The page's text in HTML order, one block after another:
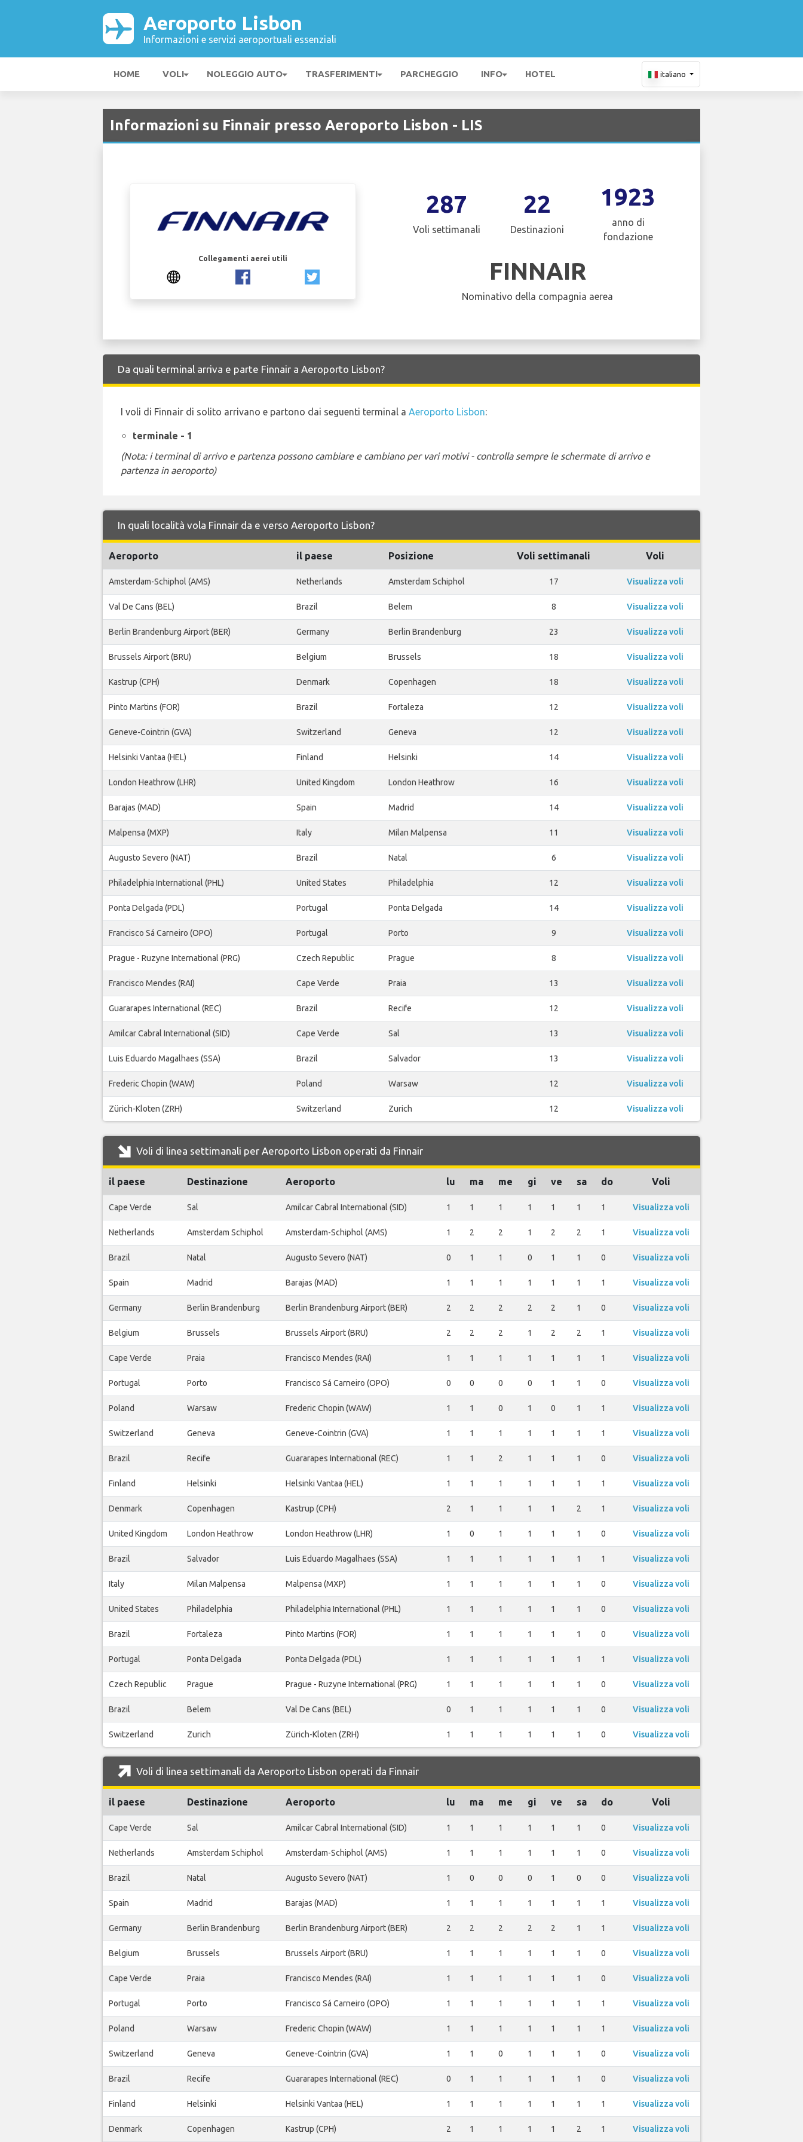
Aeroporto Lisbon
Informazioni e servizi aeroportuali essenziali
HOME VOLI NOLEGGIO AUTO TRASFERIMENTI PARCHEGGIO INFO HOTEL italiano
Informazioni su Finnair presso Aeroporto Lisbon - LIS
Collegamenti aerei utili
287
Voli settimanali
22
Destinazioni
1923
anno di
fondazione
FINNAIR
Nominativo della compagnia aerea
Da quali terminal arriva e parte Finnair a Aeroporto Lisbon?
I voli di Finnair di solito arrivano e partono dai seguenti terminal a Aeroporto Lisbon:
terminale - 1
(Nota: i terminal di arrivo e partenza possono cambiare e cambiano per vari motivi - controlla sempre le schermate di arrivo e
partenza in aeroporto)
In quali località vola Finnair da e verso Aeroporto Lisbon?
Aeroporto il paese Posizione Voli settimanali Voli
Amsterdam-Schiphol (AMS) Netherlands Amsterdam Schiphol 17 Visualizza voli
Val De Cans (BEL) Brazil Belem 8 Visualizza voli
Berlin Brandenburg Airport (BER) Germany Berlin Brandenburg 23 Visualizza voli
Brussels Airport (BRU) Belgium Brussels 18 Visualizza voli
Kastrup (CPH) Denmark Copenhagen 18 Visualizza voli
Pinto Martins (FOR) Brazil Fortaleza 12 Visualizza voli
Geneve-Cointrin (GVA) Switzerland Geneva 12 Visualizza voli
Helsinki Vantaa (HEL) Finland Helsinki 14 Visualizza voli
London Heathrow (LHR) United Kingdom London Heathrow 16 Visualizza voli
Barajas (MAD) Spain Madrid 14 Visualizza voli
Malpensa (MXP) Italy Milan Malpensa 11 Visualizza voli
Augusto Severo (NAT) Brazil Natal 6 Visualizza voli
Philadelphia International (PHL) United States Philadelphia 12 Visualizza voli
Ponta Delgada (PDL) Portugal Ponta Delgada 14 Visualizza voli
Francisco Sá Carneiro (OPO) Portugal Porto 9 Visualizza voli
Prague - Ruzyne International (PRG) Czech Republic Prague 8 Visualizza voli
Francisco Mendes (RAI) Cape Verde Praia 13 Visualizza voli
Guararapes International (REC) Brazil Recife 12 Visualizza voli
Amilcar Cabral International (SID) Cape Verde Sal 13 Visualizza voli
Luis Eduardo Magalhaes (SSA) Brazil Salvador 13 Visualizza voli
Frederic Chopin (WAW) Poland Warsaw 12 Visualizza voli
Zürich-Kloten (ZRH) Switzerland Zurich 12 Visualizza voli
Voli di linea settimanali per Aeroporto Lisbon operati da Finnair
il paese Destinazione Aeroporto lu ma me gi ve sa do Voli
Cape Verde Sal Amilcar Cabral International (SID) 1 1 1 1 1 1 1 Visualizza voli
Netherlands Amsterdam Schiphol Amsterdam-Schiphol (AMS) 1 2 2 1 2 2 1 Visualizza voli
Brazil Natal Augusto Severo (NAT) 0 1 1 0 1 1 0 Visualizza voli
Spain Madrid Barajas (MAD) 1 1 1 1 1 1 1 Visualizza voli
Germany Berlin Brandenburg Berlin Brandenburg Airport (BER) 2 2 2 2 2 1 0 Visualizza voli
Belgium Brussels Brussels Airport (BRU) 2 2 2 1 2 2 1 Visualizza voli
Cape Verde Praia Francisco Mendes (RAI) 1 1 1 1 1 1 1 Visualizza voli
Portugal Porto Francisco Sá Carneiro (OPO) 0 0 0 0 1 1 0 Visualizza voli
Poland Warsaw Frederic Chopin (WAW) 1 1 0 1 0 1 1 Visualizza voli
Switzerland Geneva Geneve-Cointrin (GVA) 1 1 1 1 1 1 1 Visualizza voli
Brazil Recife Guararapes International (REC) 1 1 2 1 1 1 0 Visualizza voli
Finland Helsinki Helsinki Vantaa (HEL) 1 1 1 1 1 1 1 Visualizza voli
Denmark Copenhagen Kastrup (CPH) 2 1 1 1 1 2 1 Visualizza voli
United Kingdom London Heathrow London Heathrow (LHR) 1 0 1 1 1 1 0 Visualizza voli
Brazil Salvador Luis Eduardo Magalhaes (SSA) 1 1 1 1 1 1 1 Visualizza voli
Italy Milan Malpensa Malpensa (MXP) 1 1 1 1 1 1 0 Visualizza voli
United States Philadelphia Philadelphia International (PHL) 1 1 1 1 1 1 0 Visualizza voli
Brazil Fortaleza Pinto Martins (FOR) 1 1 1 1 1 1 0 Visualizza voli
Portugal Ponta Delgada Ponta Delgada (PDL) 1 1 1 1 1 1 1 Visualizza voli
Czech Republic Prague Prague - Ruzyne International (PRG) 1 1 1 1 1 1 0 Visualizza voli
Brazil Belem Val De Cans (BEL) 0 1 1 1 1 1 0 Visualizza voli
Switzerland Zurich Zürich-Kloten (ZRH) 1 1 1 1 1 1 0 Visualizza voli
Voli di linea settimanali da Aeroporto Lisbon operati da Finnair
il paese Destinazione Aeroporto lu ma me gi ve sa do Voli
Cape Verde Sal Amilcar Cabral International (SID) 1 1 1 1 1 1 0 Visualizza voli
Netherlands Amsterdam Schiphol Amsterdam-Schiphol (AMS) 1 1 1 1 1 1 0 Visualizza voli
Brazil Natal Augusto Severo (NAT) 1 0 0 0 1 0 0 Visualizza voli
Spain Madrid Barajas (MAD) 1 1 1 1 1 1 1 Visualizza voli
Germany Berlin Brandenburg Berlin Brandenburg Airport (BER) 2 2 2 2 2 1 1 Visualizza voli
Belgium Brussels Brussels Airport (BRU) 1 1 1 1 1 1 0 Visualizza voli
Cape Verde Praia Francisco Mendes (RAI) 1 1 1 1 1 1 0 Visualizza voli
Portugal Porto Francisco Sá Carneiro (OPO) 1 1 1 1 1 1 1 Visualizza voli
Poland Warsaw Frederic Chopin (WAW) 1 1 1 1 1 1 1 Visualizza voli
Switzerland Geneva Geneve-Cointrin (GVA) 1 1 0 1 1 1 0 Visualizza voli
Brazil Recife Guararapes International (REC) 0 1 1 1 1 1 0 Visualizza voli
Finland Helsinki Helsinki Vantaa (HEL) 1 1 1 1 1 1 1 Visualizza voli
Denmark Copenhagen Kastrup (CPH) 2 1 1 1 1 2 1 Visualizza voli